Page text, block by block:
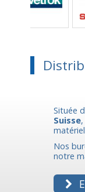
Située
Suisse
Nos
notre